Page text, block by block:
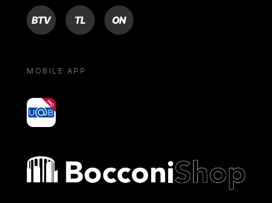
BTV TL ON
MOBILE APP
yoU@B
Bocconi shop